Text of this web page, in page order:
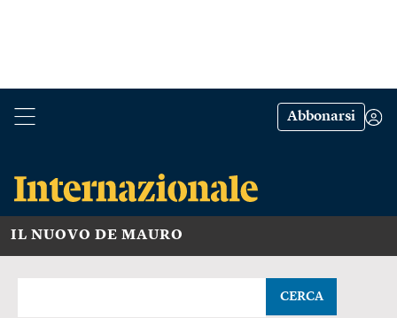
Abbonarsi
IL NUOVO DE MAURO
CERCA